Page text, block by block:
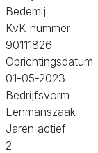
Bedemij
KvK nummer
90111826
Oprichtingsdatum
01-05-2023
Bedrijfsvorm
Eenmanszaak
Jaren actief
2